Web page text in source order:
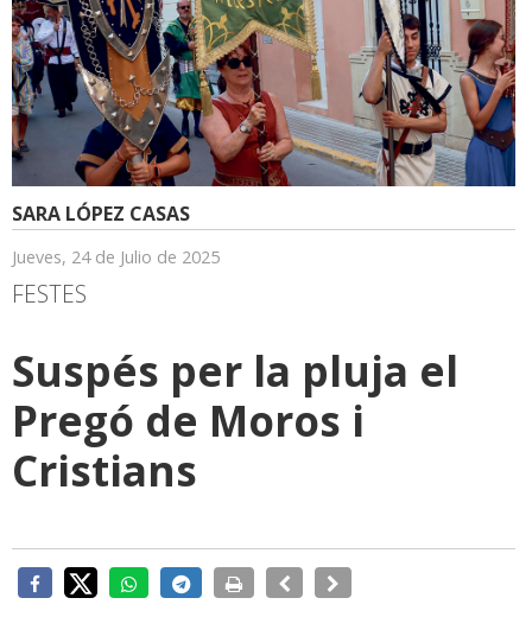
SARA LÓPEZ CASAS
Jueves, 24 de Julio de 2025
FESTES
Suspés per la pluja el
Pregó de Moros i
Cristians